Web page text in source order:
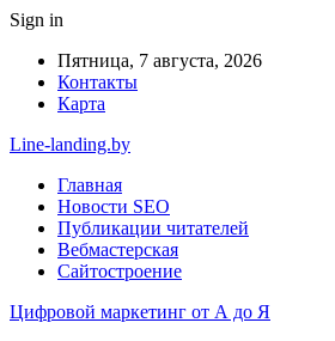
Sign in
Пятница, 7 августа, 2026
Контакты
Карта
Line-landing.by
Главная
Новости SEO
Публикации читателей
Вебмастерская
Сайтостроение
Цифровой маркетинг от А до Я